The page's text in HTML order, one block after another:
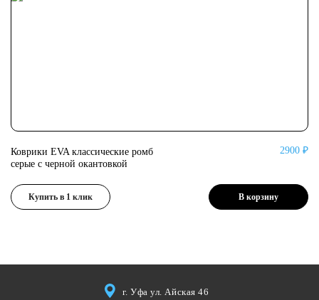
Коврики EVA классические ромб
серые с черной окантовкой
2900 ₽
Купить в 1 клик В корзину
г. Уфа ул. Айская 46